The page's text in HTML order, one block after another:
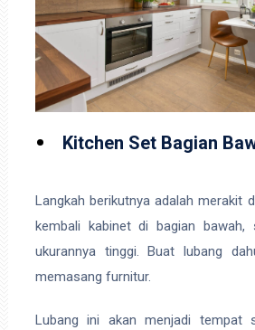
Kitchen Set Bagian
Langkah berikutnya adalah merakit
kembali kabinet di bagian bawah,
ukurannya tinggi. Buat lubang
memasang furnitur.
Lubang ini akan menjadi tempat